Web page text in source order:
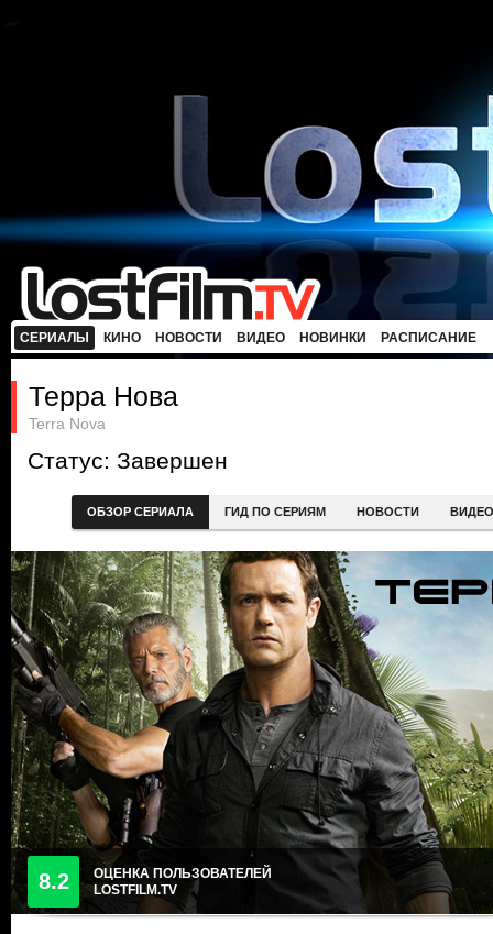
СЕРИАЛЫ КИНО НОВОСТИ ВИДЕО НОВИНКИ РАСПИСАНИЕ
Терра Нова
Terra Nova
Статус: Завершен
ОБЗОР СЕРИАЛА ГИД ПО СЕРИЯМ НОВОСТИ ВИДЕО
8.2
ОЦЕНКА ПОЛЬЗОВАТЕЛЕЙ
LOSTFILM.TV